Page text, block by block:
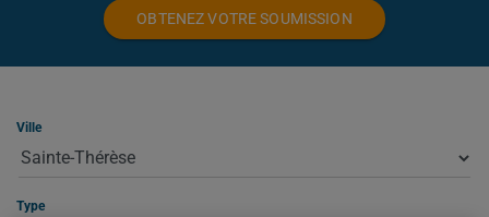
OBTENEZ VOTRE SOUMISSION
Ville
Type